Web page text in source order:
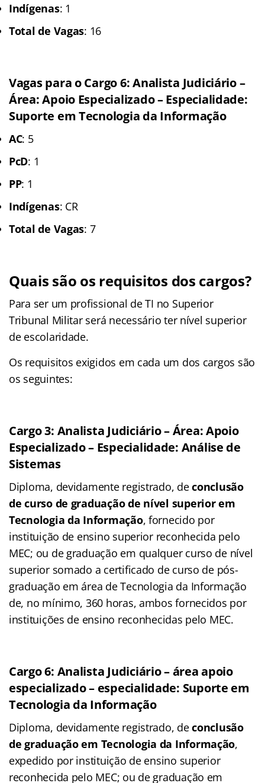
Indígenas: 1
Total de Vagas: 16
Vagas para o Cargo 6: Analista Judiciário –
Área: Apoio Especializado – Especialidade:
Suporte em Tecnologia da Informação
AC: 5
PcD: 1
PP: 1
Indígenas: CR
Total de Vagas: 7
Quais são os requisitos dos cargos?
Para ser um profissional de TI no Superior
Tribunal Militar será necessário ter nível superior
de escolaridade.
Os requisitos exigidos em cada um dos cargos são
os seguintes:
Cargo 3: Analista Judiciário – Área: Apoio
Especializado – Especialidade: Análise de
Sistemas
Diploma, devidamente registrado, deconclusão
de curso de graduação de nível superior em
Tecnologia da Informação, fornecido por
instituição de ensino superior reconhecida pelo
MEC; ou de graduação em qualquer curso de nível
superior somado a certificado de curso de pós-
graduação em área de Tecnologia da Informação
de, no mínimo, 360 horas, ambos fornecidos por
instituições de ensino reconhecidas pelo MEC.
Cargo 6: Analista Judiciário – área apoio
especializado – especialidade: Suporte em
Tecnologia da Informação
Diploma, devidamente registrado, deconclusão
de graduação em Tecnologia da Informação,
expedido por instituição de ensino superior
reconhecida pelo MEC; ou de graduação em